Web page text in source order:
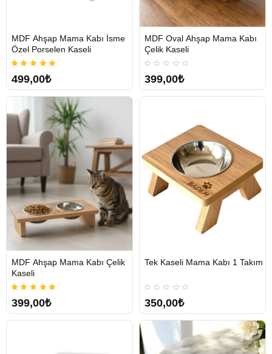
MDF Ahşap Mama Kabı İsme
Özel Porselen Kaseli
499,00₺
MDF Oval Ahşap Mama Kabı
Çelik Kaseli
399,00₺
Tükendi
MDF Ahşap Mama Kabı Çelik
Kaseli
399,00₺
Tek Kaseli Mama Kabı 1 Takım
350,00₺